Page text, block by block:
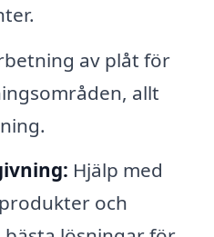
av plåt för
allt
Hjälp med
och